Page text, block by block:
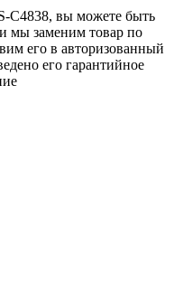
C4838, вы можете быть
мы заменим товар по
его в авторизованный
его гарантийное